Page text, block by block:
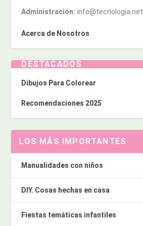
Administración: info@tecnologia.net
Acerca de Nosotros
DESTACADOS
Dibujos Para Colorear
Recomendaciones 2025
LOS MÁS IMPORTANTES
Manualidades con niños
DIY. Cosas hechas en casa
Fiestas temáticas infantiles